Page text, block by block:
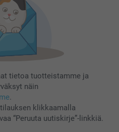
tietoa tuotteistamme ja
näin
.
klikkaamalla
“Peruuta uutiskirje”-linkkiä.